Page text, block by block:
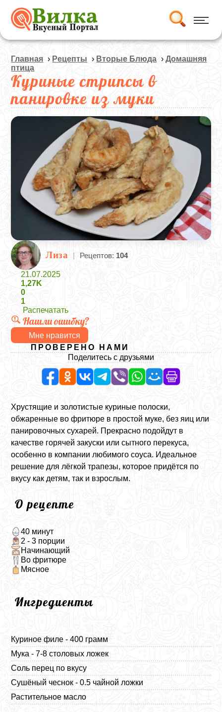
Главная › Рецепты › Вторые Блюда ›Домашняя
птица
Куриные стрипсы в
панировке из муки
Лиза | Рецептов: 104
21.07.2025
1,27K
0
1
Распечатать
Нашли ошибку?
Мне нравится
ПРОВЕРЕНО НАМИ
Поделитесь с друзьями
Хрустящие и золотистые куриные полоски,
обжаренные во фритюре в простой муке, без яиц или
панировочных сухарей. Прекрасно подойдут в
качестве горячей закуски или сытного перекуса,
особенно в компании любимого соуса. Идеальное
решение для лёгкой трапезы, которое придётся по
вкусу как детям, так и взрослым.
О рецепте
40 минут
2 - 3 порции
Начинающий
Во фритюре
Мясное
Ингредиенты
Куриное филе - 400 грамм
Мука - 7-8 столовых ложек
Соль перец по вкусу
Сушёный чеснок - 0.5 чайной ложки
Растительное масло